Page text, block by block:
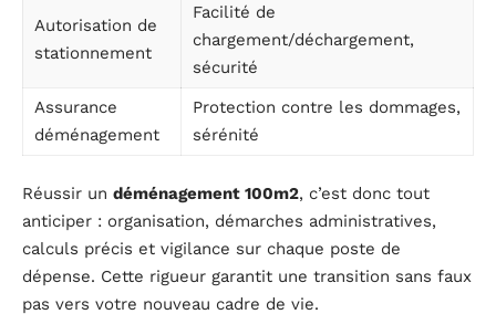
Autorisation de
stationnement
Facilité de
chargement/déchargement,
sécurité
Assurance
déménagement
Protection contre les dommages,
sérénité
Réussir un déménagement 100m2, c’est donc tout
anticiper : organisation, démarches administratives,
calculs précis et vigilance sur chaque poste de
dépense. Cette rigueur garantit une transition sans faux
pas vers votre nouveau cadre de vie.